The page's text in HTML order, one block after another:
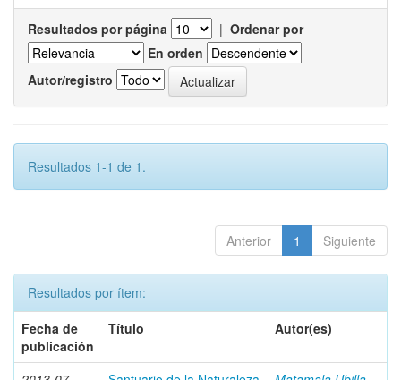
Resultados por página | Ordenar por
En orden
Autor/registro
Resultados 1-1 de 1.
Anterior 1 Siguiente
Resultados por ítem:
Fecha de
publicación
Título Autor(es)